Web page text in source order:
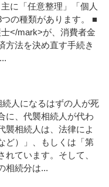
主に 「任意整理 」 「個 人
つの種類があ り ます。
■
士</mark>が 消費者金
方法を決め直す手続き
...
続人になるはずの人が死
に、 代襲相続人が代わ
襲相続人は、 法律によ
ど） 」 、 も し く は 「 第
れてい ます。 そ して 、
相続分は...